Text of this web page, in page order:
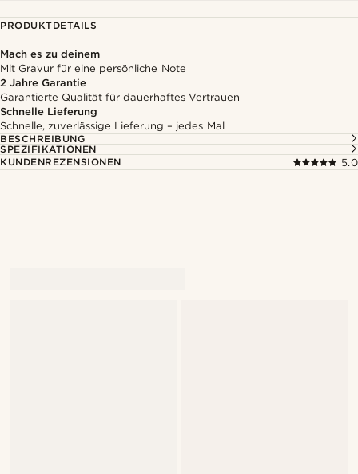
PRODUKTDETAILS
Mach es zu deinem
Mit Gravur für eine persönliche Note
2 Jahre Garantie
Garantierte Qualität für dauerhaftes Vertrauen
Schnelle Lieferung
Schnelle, zuverlässige Lieferung – jedes Mal
BESCHREIBUNG
SPEZIFIKATIONEN
KUNDENREZENSIONEN
5.0